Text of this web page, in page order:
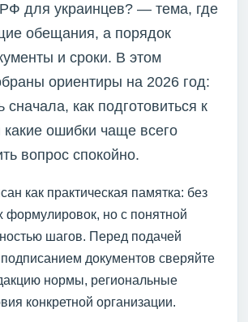
для украинцев? — тема, где
обещания, а порядок
и сроки. В этом
ориентиры на 2026 год:
сначала, как подготовиться к
ошибки чаще всего
вопрос спокойно.
как практическая памятка: без
формулировок, но с понятной
шагов. Перед подачей
документов сверяйте
нормы, региональные
конкретной организации.